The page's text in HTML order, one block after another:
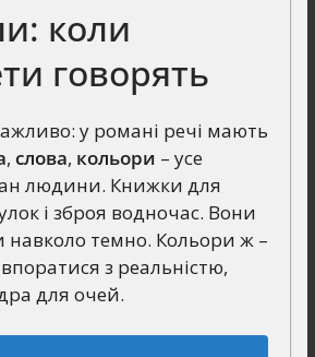
коли
говорять
у романі речі мають
, слова, кольори – усе
людини. Книжки для
і зброя водночас. Вони
навколо темно. Кольори ж –
з реальністю,
для очей.